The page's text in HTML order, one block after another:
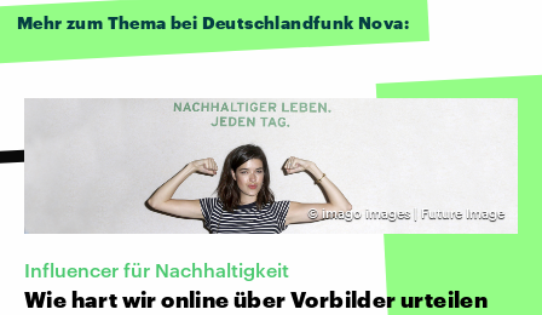
Mehr zum Thema bei Deutschlandfunk Nova:
©imago images | Future Image
Influencer für Nachhaltigkeit
Wie hart wir online über Vorbilder urteilen